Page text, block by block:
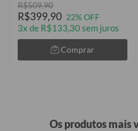
R$509,90
R$399,90 22% OFF
3x de R$133,30 sem juros
Comprar
Os produtos mais